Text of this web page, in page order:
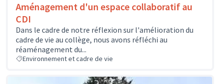
Aménagement d'un espace collaboratif au
CDI
Dans le cadre de notre réflexion sur l'amélioration du
cadre de vie au collège, nous avons réfléchi au
réaménagement du...
Environnement et cadre de vie